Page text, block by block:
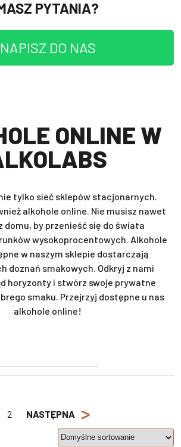
PYTANIA?
NAPISZ DO NAS
tylko sieć sklepów stacjonarnych.
alkohole online. Nie musisz nawet
domu, by przenieść się do świata
wysokoprocentowych. Alkohole
w naszym sklepie dostarczają
doznań smakowych. Odkryj z nami
horyzonty i stwórz swoje prywatne
smaku. Przejrzyj dostępne u nas
alkohole online!
2 NASTĘPNA >